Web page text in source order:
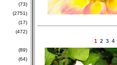
(73)
(2751)
(17)
(472)
(89)
(64)
1 2 3 4